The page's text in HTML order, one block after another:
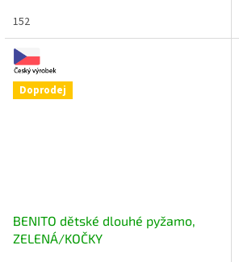
152
Doprodej
BENITO dětské dlouhé pyžamo,
ZELENÁ/KOČKY